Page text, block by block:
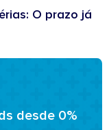
O prazo já
desde 0%